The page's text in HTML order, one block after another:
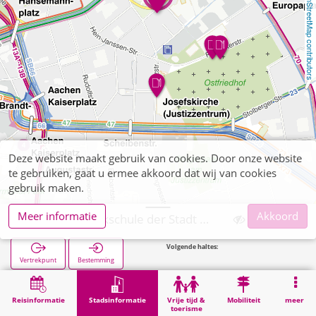
OpenStreetMap contributors
Reisinformatie Stadsinformatie
Vrije tijd &
toerisme
Mobiliteit meer
Vertrekpunt Bestemming
Volgende haltes:
Stadsinformatie Opleiding Aachen, Musikschule der Stadt Aachen
Deze website maakt gebruik van cookies. Door onze website
te gebruiken, gaat u ermee akkoord dat wij van cookies
gebruik maken.
Meer informatie
Akkoord